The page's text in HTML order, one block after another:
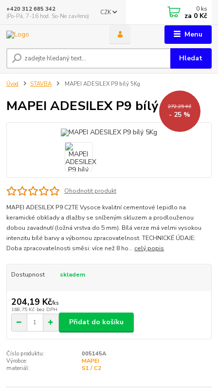
Menu
CZK
Hledat
+420 312 685 342
(Po-Pá, 7-16 hod. So-Ne zavřeno)
0 ks
za 0 Kč
Úvod STAVBA MAPEI ADESILEX P9 bílý 5Kg
MAPEI ADESILEX P9 bílý 5Kg
272,25 Kč
- 25 %
Ohodnotit produkt
MAPEI ADESILEX P9 C2TE Vysoce kvalitní cementové lepidlo na
keramické obklady a dlažby se sníženým skluzem a prodlouženou
dobou zavadnutí (ložná vrstva do 5 mm). Bílá verze má velmi vysokou
intenzitu bílé barvy a výbornou zpracovatelnost. TECHNICKÉ ÚDAJE:
Doba zpracovatelnosti směsi: více než 8 ho... celý popis
Dostupnost skladem
204,19 Kč/ks
168,75 Kč bez DPH
Přidat do košíku
Číslo produktu:
005145A
Výrobce:
MAPEI
materiál:
S1 / C2